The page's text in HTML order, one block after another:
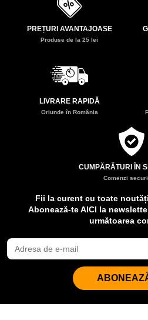
PREȚURI AVANTAJOASE
Produse de la 25 lei
LIVRARE RAPIDĂ
Oriunde în România
CUMPĂRĂTURI ÎN
Comenzi
Fii la curent cu toate
Abonează-te AICI la
următoarea